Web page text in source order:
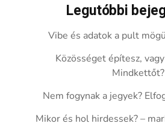
Legutóbbi
Vibe és adatok a pult
Közösséget építesz,
Mindkettőt?
Nem fogynak a jegyek?
Mikor és hol hirdessek? –